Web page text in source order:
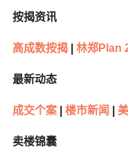
按揭资讯
高成数按揭| 林郑Plan
最新动态
成交个案| 楼市新闻
卖楼锦囊